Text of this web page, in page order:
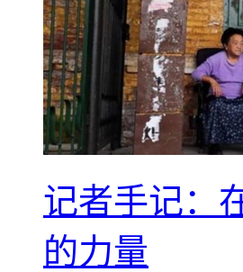
记者手记：
的力量